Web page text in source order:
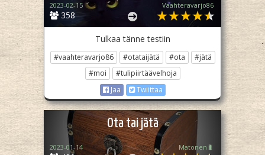
358
2023-02-15 Vaahteravarjo86
Tulkaa tänne testiin
#vaahteravarjo86 #otataijätä #ota
#jätä
#moi
#tulipiirtäävelhoja
Jaa
Twiittaa
Ota tai jätä
2023-01-14 Matonen🐛